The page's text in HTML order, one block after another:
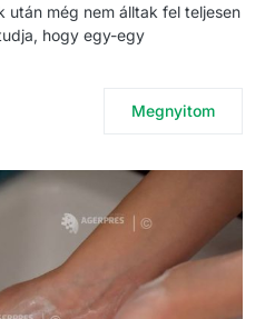
után még nem álltak fel teljesen
hogy egy-egy
Megnyitom